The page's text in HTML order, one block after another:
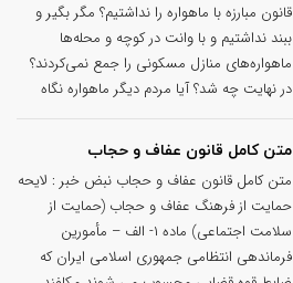
قانون مبارزه با ماهواره را نداشتیم؟ مگر بگیر و
ببند نداشتیم و با وانت در کوچه و محله‌ها
ماهواره‌های منازل مسکونی را جمع نمی‌کردند؟
در نهایت چه شد؟ آیا مردم دیگر ماهواره نگاه
متن کامل قانون عفاف و حجاب
متن کامل قانون عفاف و حجاب نبض خبر : لایحه
حمایت از فرهنگ عفاف و حجاب (حمایت از
سلامت اجتماعی) ماده ۱- الف – مأمورین
فرماندهی انتظامی جمهوری اسلامی ایران که